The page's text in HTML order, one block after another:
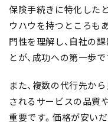
保険手続きに特化した
ウハウを持つところも
門性を理解し、 自社の
とが、成功への第一歩で
また、複数の代行先か
されるサービスの品質
重要です。価格が安い